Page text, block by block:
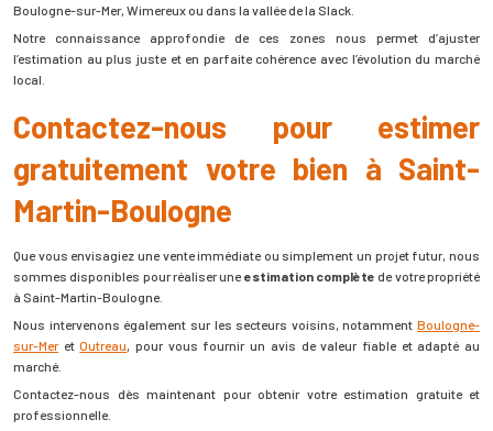
Boulogne-sur-Mer, Wimereux ou dans la vallée de la Slack.
Notre connaissance approfondie de ces zones nous permet d’ajuster
l’estimation au plus juste et en parfaite cohérence avec l’évolution du marché
local.
Contactez-nous pour estimer
gratuitement votre bien à Saint-
Martin-Boulogne
Que vous envisagiez une vente immédiate ou simplement un projet futur, nous
sommes disponibles pour réaliser une estimation complète de votre propriété
à Saint-Martin-Boulogne.
Nous intervenons également sur les secteurs voisins, notamment Boulogne-
sur-MeretOutreau, pour vous fournir un avis de valeur fiable et adapté au
marché.
Contactez-nous dès maintenant pour obtenir votre estimation gratuite et
professionnelle.